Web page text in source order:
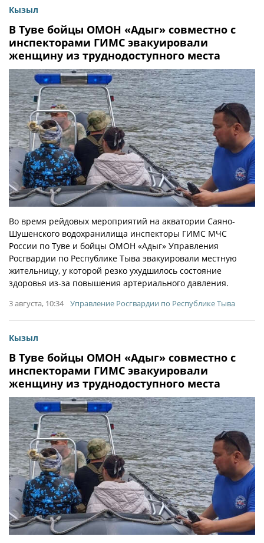
Кызыл
В Туве бойцы ОМОН «Адыг» совместно с
инспекторами ГИМС эвакуировали
женщину из труднодоступного места
Во время рейдовых мероприятий на акватории Саяно-
Шушенского водохранилища инспекторы ГИМС МЧС
России по Туве и бойцы ОМОН «Адыг» Управления
Росгвардии по Республике Тыва эвакуировали местную
жительницу, у которой резко ухудшилось состояние
здоровья из-за повышения артериального давления.
3 августа, 10:34 Управление Росгвардии по Республике Тыва
Кызыл
В Туве бойцы ОМОН «Адыг» совместно с
инспекторами ГИМС эвакуировали
женщину из труднодоступного места